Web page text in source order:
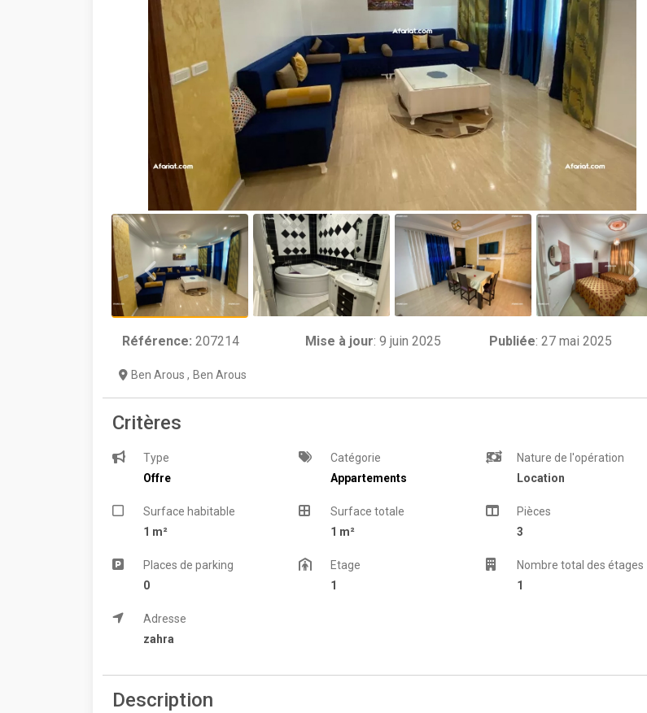
Référence: 207214 Mise à jour:9 juin 2025 Publiée: 27 mai 2025
Ben Arous , Ben Arous
Critères
Type
Offre
Catégorie
Appartements
Nature de l'opération
Location
Surface habitable
1 m²
Surface totale
1 m²
Pièces
3
Places de parking
0
Etage
1
Nombre total des étages
1
Adresse
zahra
Description